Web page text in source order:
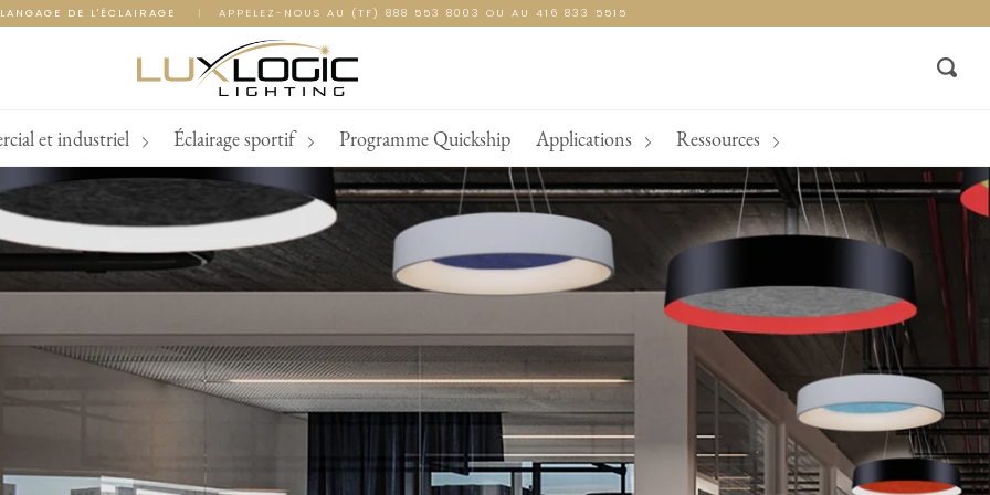
DE L'ÉCLAIRAGE | APPELEZ-NOUS AU (TF) 888 553 8003 OU AU 416 833 5515
et industriel Éclairage sportif Programme Quickship Applications Ressources